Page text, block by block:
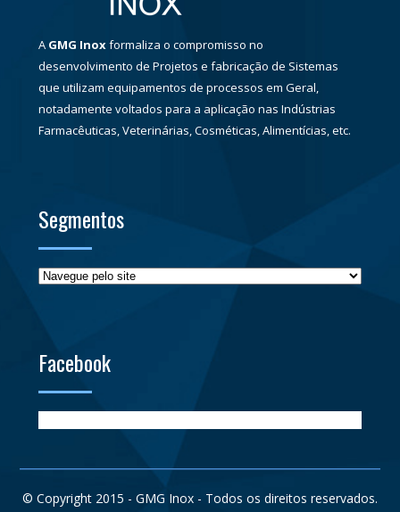
A GMG Inoxformaliza o compromisso no
desenvolvimento de Projetos e fabricação de Sistemas
que utilizam equipamentos de processos em Geral,
notadamente voltados para a aplicação nas Indústrias
Farmacêuticas, Veterinárias, Cosméticas, Alimentícias, etc.
Segmentos
Facebook
© Copyright 2015 - GMG Inox - Todos os direitos reservados.